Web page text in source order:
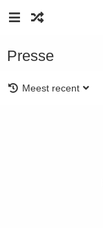
Presse
Meest recent